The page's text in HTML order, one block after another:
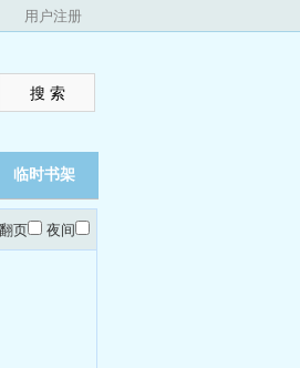
用户注册
临时书架
翻页 夜间